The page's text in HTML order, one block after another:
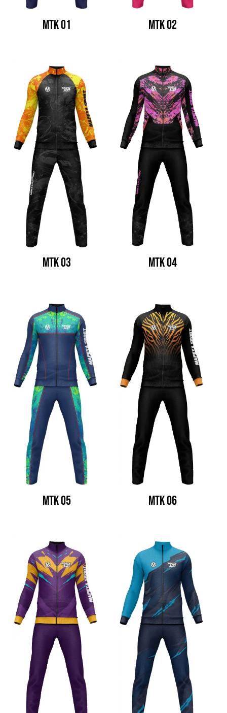
MTK 01 MTK 02
MTK 03 MTK 04
MTK 05 MTK 06